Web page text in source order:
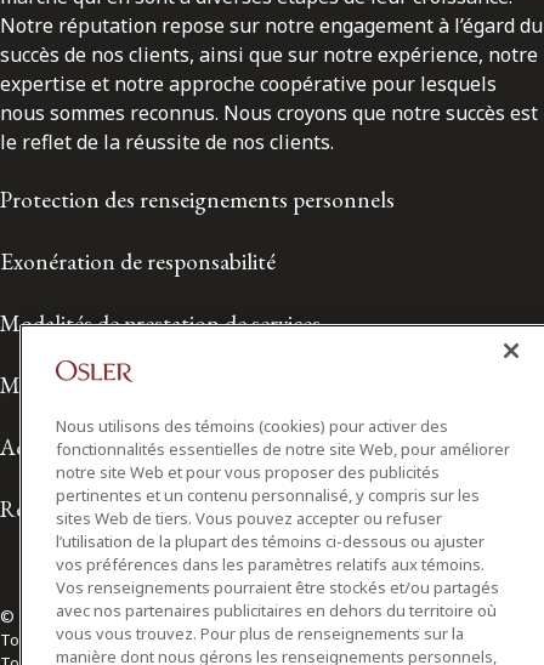
Notre réputation repose sur notre engagement à l’égard du
succès de nos clients, ainsi que sur notre expérience, notre
expertise et notre approche coopérative pour lesquels
nous sommes reconnus. Nous croyons que notre succès est
le reflet de la réussite de nos clients.
Protection des renseignements personnels
Exonération de responsabilité
Modalités de prestation de services
Modalités d'utilisation
Accessibilité
Relations avec les médias
© 2026 Osler, Hoskin & Harcourt S.E.N.C.R.L./s.r.l.
Tous droits réservés
Nous utilisons des témoins (cookies) pour activer des
fonctionnalités essentielles de notre site Web, pour améliorer
notre site Web et pour vous proposer des publicités
pertinentes et un contenu personnalisé, y compris sur les
sites Web de tiers. Vous pouvez accepter ou refuser
l’utilisation de la plupart des témoins ci-dessous ou ajuster
vos préférences dans les paramètres relatifs aux témoins.
Vos renseignements pourraient être stockés et/ou partagés
avec nos partenaires publicitaires en dehors du territoire où
vous vous trouvez. Pour plus de renseignements sur la
manière dont nous gérons les renseignements personnels,